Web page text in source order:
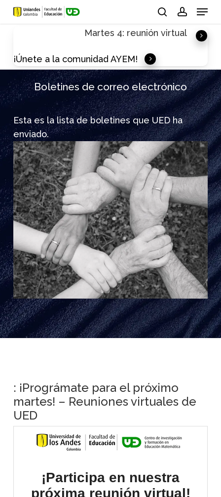
Skip
Menu
Martes 4: reunión virtual
¡Únete a la comunidad AYEM!
Boletines de correo electrónico
Esta es la lista de boletines que UED ha
enviado.
: ¡Prográmate para el próximo
martes! – Reuniones virtuales de
UED